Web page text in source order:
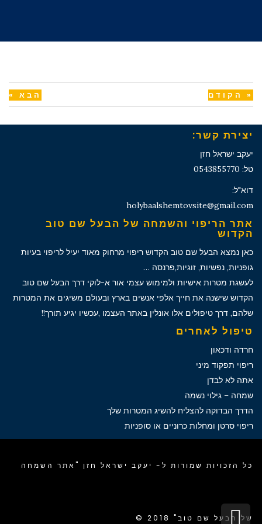
« הקודם הבא »
יצירת קשר:
יעקב ישראל חזן
טל: 0543855770
דוא"ל:
holybaalshemtovsite@gmail.com
אתר הריפוי והשמחה של הבעל שם טוב
הקדוש
כאן נמצא הבעל שם טוב הקדוש ריפוי מרחוק מאוד יעיל לריפוי בעיות
גופניות, נפשיות, זוגיות,פרנסה …
לעשגת מטרות אישיות ולמימוש עצמי אור א-לוקי דרך הבעל שם טוב
הקדוש שישנה את חייך אלפי אנשים בארץ ובעולם משיגים את המטרות
שלהם, דרך טיפולים אלו אונלין באתר העצמו ,עכשיו יגיע תורך!!
טיפול לאחרים
חרדה ודכאון
ריפוי תפקוד מיני
אתה לא לבדן
שמחה – גילוי נשמה
הדרך הבדוקה להצליח להשיג המטרות שלך
ריפוי סרטן ומחלות כרוניים או סופניות
כל הזכויות שמורות ל- יעקב ישראל חזן "אתר השמחה
של הבעל שם טוב" 2018 ©
גלילה